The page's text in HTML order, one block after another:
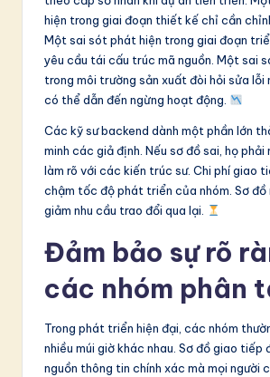
hiện trong giai đoạn thiết kế chỉ cần
Một sai sót phát hiện trong giai đoạn
yêu cầu tái cấu trúc mã nguồn. Một sai
trong môi trường sản xuất đòi hỏi sửa lỗi
có thể dẫn đến ngừng hoạt động.
Các kỹ sư backend dành một phần lớn
minh các giả định. Nếu sơ đồ sai, họ
làm rõ với các kiến trúc sư. Chi phí giao
chậm tốc độ phát triển của nhóm. Sơ đồ
giảm nhu cầu trao đổi qua lại.
Đảm bảo sự rõ
các nhóm phân
Trong phát triển hiện đại, các nhóm
nhiều múi giờ khác nhau. Sơ đồ giao tiếp
nguồn thông tin chính xác mà mọi người